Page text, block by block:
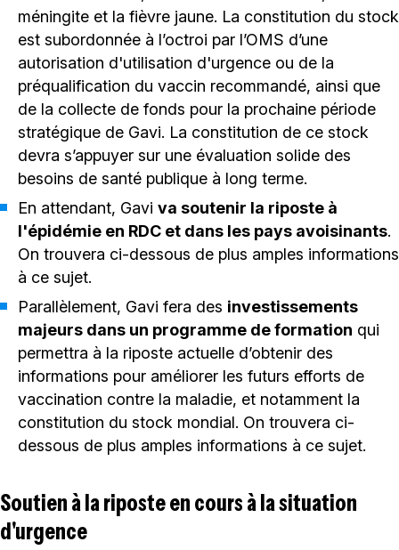
méningite et la fièvre jaune. La constitution du stock
est subordonnée à l’octroi par l’OMS d’une
autorisation d'utilisation d'urgence ou de la
préqualification du vaccin recommandé, ainsi que
de la collecte de fonds pour la prochaine période
stratégique de Gavi. La constitution de ce stock
devra s’appuyer sur une évaluation solide des
besoins de santé publique à long terme.
En attendant, Gavi va soutenir la riposte à
l'épidémie en RDC et dans les pays avoisinants.
On trouvera ci-dessous de plus amples informations
à ce sujet.
Parallèlement, Gavi fera des investissements
majeurs dans un programme de formation qui
permettra à la riposte actuelle d’obtenir des
informations pour améliorer les futurs efforts de
vaccination contre la maladie, et notamment la
constitution du stock mondial. On trouvera ci-
dessous de plus amples informations à ce sujet.
Soutien à la riposte en cours à la situation
d'urgence